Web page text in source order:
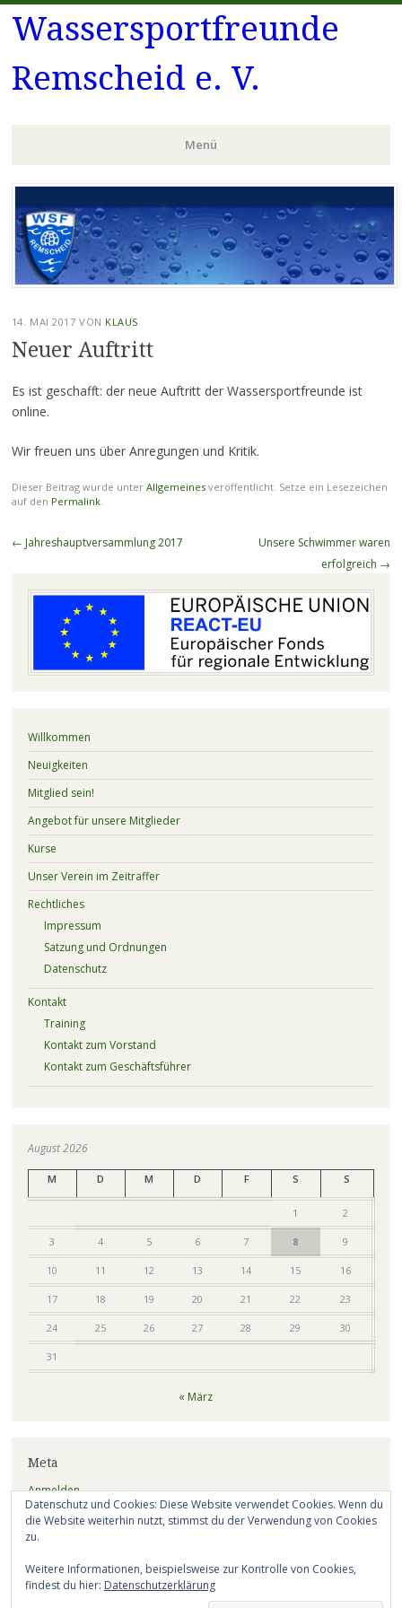
Wassersportfreunde
Remscheid e. V.
Menü
Zum
Inhalt
springen
14. MAI 2017 VON KLAUS
Neuer Auftritt
Es ist geschafft: der neue Auftritt der Wassersportfreunde ist
online.
Wir freuen uns über Anregungen und Kritik.
Dieser Beitrag wurde unter Allgemeinesveröffentlicht. Setze ein Lesezeichen
auf den Permalink.
Beitragsnavigation
← Jahreshauptversammlung 2017
Unsere Schwimmer waren
erfolgreich →
Willkommen
Neuigkeiten
Mitglied sein!
Angebot für unsere Mitglieder
Kurse
Unser Verein im Zeitraffer
Rechtliches
Impressum
Satzung und Ordnungen
Datenschutz
Kontakt
Training
Kontakt zum Vorstand
Kontakt zum Geschäftsführer
August 2026
M D M D F S S
1 2
3 4 5 6 7 8 9
10 11 12 13 14 15 16
17 18 19 20 21 22 23
24 25 26 27 28 29 30
31
« März
Meta
Anmelden
Eintrags-Feed
Kommentar-Feed
WordPress.org
Datenschutz und Cookies: Diese Website verwendet Cookies. Wenn du
die Website weiterhin nutzt, stimmst du der Verwendung von Cookies
zu.
Weitere Informationen, beispielsweise zur Kontrolle von Cookies,
findest du hier: Datenschutzerklärung